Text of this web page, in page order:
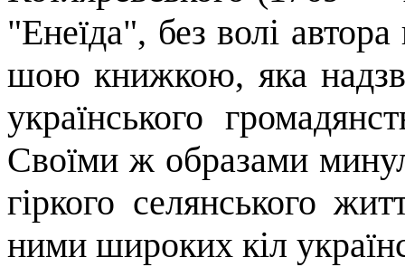
"Енеїда", без волі
шою книжкою, яка
українського
Своїми ж образами
гіркого селянського
ними широких кіл